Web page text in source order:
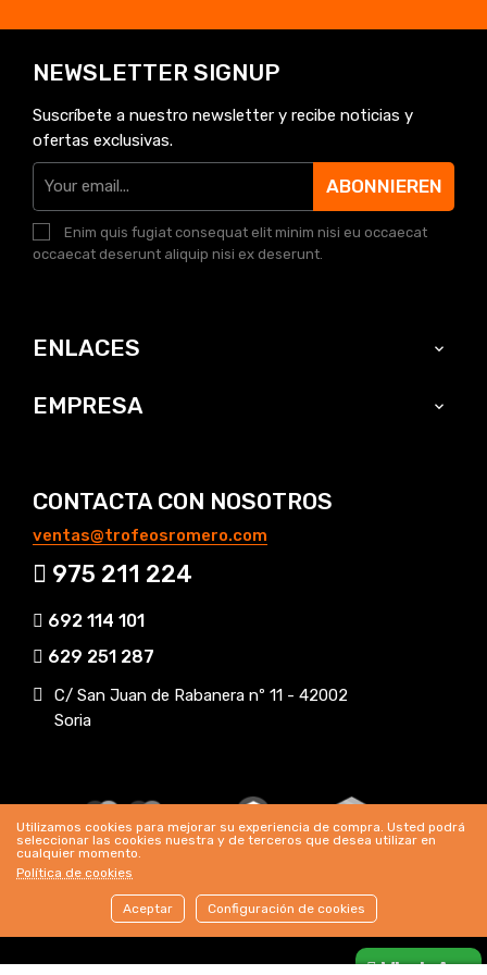
Utilizamos cookies para mejorar su experiencia de compra. Usted podrá
seleccionar las cookies nuestra y de terceros que desea utilizar en
cualquier momento.
Política de cookies
Aceptar Configuración de cookies
Header Mobile
WhatsApp
NEWSLETTER SIGNUP
Suscríbete a nuestro newsletter y recibe noticias y
ofertas exclusivas.
ABONNIEREN
Enim quis fugiat consequat elit minim nisi eu occaecat
occaecat deserunt aliquip nisi ex deserunt.
ENLACES 
EMPRESA 
CONTACTA CON NOSOTROS
ventas@trofeosromero.com
975 211 224
692 114 101
629 251 287
C/ San Juan de Rabanera nº 11 - 42002
Soria